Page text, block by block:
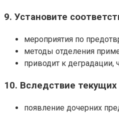
9. Установите
мероприятия по
методы отделения
приводит к деградации,
10. Вследствие
появление дочерних